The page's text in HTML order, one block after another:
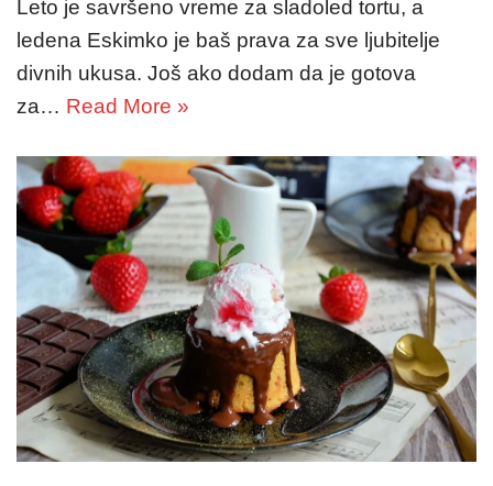
Leto je savršeno vreme za sladoled tortu, a
ledena Eskimko je baš prava za sve ljubitelje
divnih ukusa. Još ako dodam da je gotova
za… Read More »